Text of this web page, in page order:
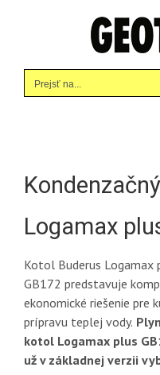
Prejsť na...
Logamax
Kotol Buderus Logamax
GB172 predstavuje
ekonomické riešenie pre
prípravu teplej vody.
kotol Logamax plus
už v základnej verzii